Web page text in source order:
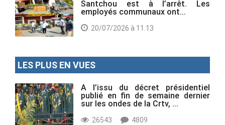
Santchou est à l’arrêt. Les
employés communaux ont...
20/07/2026 à 11:13
LES PLUS EN VUES
A l’issu du décret présidentiel
publié en fin de semaine dernier
sur les ondes de la Crtv, ...
26543 4809